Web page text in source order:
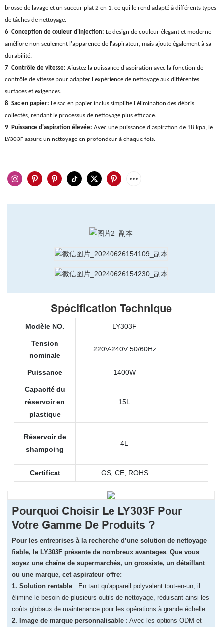
brosse de lavage et un suceur plat 2 en 1, ce qui le rend adapté à différents types
de tâches de nettoyage.
6 Conception de couleur d'injection: Le design de couleur élégant et moderne
améliore non seulement l'apparence de l'aspirateur, mais ajoute également à sa
durabilité.
7 Contrôle de vitesse: Ajustez la puissance d'aspiration avec la fonction de
contrôle de vitesse pour adapter l'expérience de nettoyage aux différentes
surfaces et exigences.
8 Sac en papier: Le sac en papier inclus simplifie l'élimination des débris
collectés, rendant le processus de nettoyage plus efficace.
9 Puissance d'aspiration élevée: Avec une puissance d'aspiration de 18 kpa, le
LY303F assure un nettoyage en profondeur à chaque fois.
Spécification Technique
Modèle NO. LY303F
Tension
nominale
220V-240V 50/60Hz
Puissance 1400W
Capacité du
réservoir en
plastique
15L
Réservoir de
shampoing
4L
Certificat GS, CE, ROHS
Pourquoi Choisir Le LY303F Pour
Votre Gamme De Produits ?
Pour les entreprises à la recherche d’une solution de nettoyage
fiable, le LY303F présente de nombreux avantages. Que vous
soyez une chaîne de supermarchés, un grossiste, un détaillant
ou une marque, cet aspirateur offre:
1. Solution rentable : En tant qu'appareil polyvalent tout-en-un, il
élimine le besoin de plusieurs outils de nettoyage, réduisant ainsi les
coûts globaux de maintenance pour les opérations à grande échelle.
2. Image de marque personnalisable : Avec les options ODM et